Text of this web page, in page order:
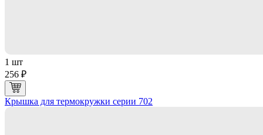
1 шт
256 ₽
Крышка для термокружки серии 702